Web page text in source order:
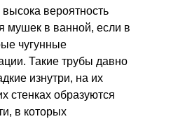
вероятность
мушек в ванной, если в
чугунные
Такие трубы давно
изнутри, на их
стенках образуются
в которых